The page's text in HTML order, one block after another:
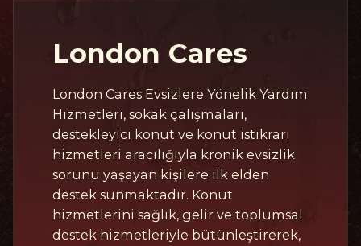
London Cares
London Cares Evsizlere Yönelik Yardım
Hizmetleri, sokak çalışmaları,
destekleyici konut ve konut istikrarı
hizmetleri aracılığıyla kronik evsizlik
sorunu yaşayan kişilere ilk elden
destek sunmaktadır. Konut
hizmetlerini sağlık, gelir ve toplumsal
destek hizmetleriyle bütünleştirerek,